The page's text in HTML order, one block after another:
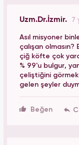
Uzm.Dr.İzmir. 7
Asıl misyoner
çalışan
çiğ köfte çok
% 99'u bulgur,
çeliştiğini
gelen şeyler
Beğen